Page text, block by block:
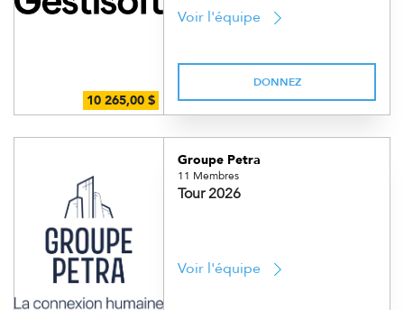
Voir l'équipe
DONNEZ
Groupe Petra
11 Membres
Tour 2026
Voir l'équipe